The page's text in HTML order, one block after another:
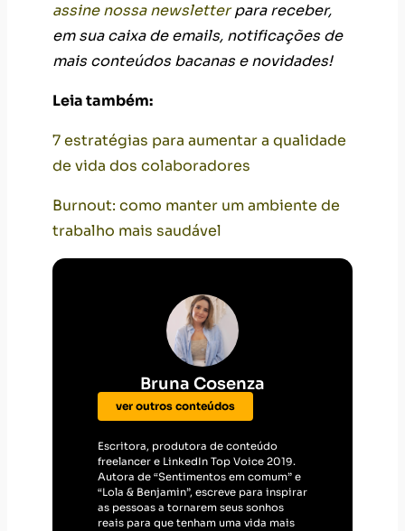
assine nossa newsletterpara receber,
em sua caixa de emails, notificações de
mais conteúdos bacanas e novidades!
Leia também:
7 estratégias para aumentar a qualidade
de vida dos colaboradores
Burnout: como manter um ambiente de
trabalho mais saudável
Bruna Cosenza
ver outros conteúdos
Escritora, produtora de conteúdo
freelancer e LinkedIn Top Voice 2019.
Autora de “Sentimentos em comum” e
“Lola & Benjamin”, escreve para inspirar
as pessoas a tornarem seus sonhos
reais para que tenham uma vida mais